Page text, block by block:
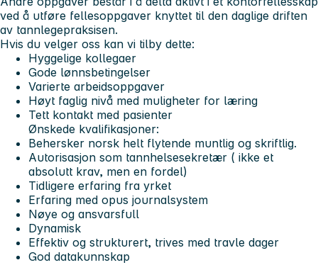
ved å utføre fellesoppgaver knyttet til den daglige driften
av tannlegepraksisen.
Hvis du velger oss kan vi tilby dette:
Hyggelige kollegaer
Gode lønnsbetingelser
Varierte arbeidsoppgaver
Høyt faglig nivå med muligheter for læring
Tett kontakt med pasienter
Ønskede kvalifikasjoner:
Behersker norsk helt flytende muntlig og skriftlig.
Autorisasjon som tannhelsesekretær ( ikke et
absolutt krav, men en fordel)
Tidligere erfaring fra yrket
Erfaring med opus journalsystem
Nøye og ansvarsfull
Dynamisk
Effektiv og strukturert, trives med travle dager
God datakunnskap